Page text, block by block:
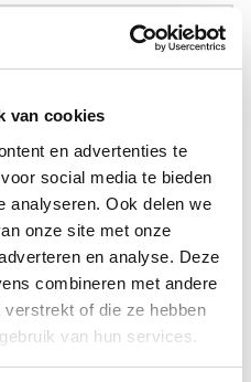
van cookies
en advertenties te
social media te bieden
analyseren. Ook delen we
onze site met onze
en analyse. Deze
combineren met andere
of die ze hebben
van hun services.